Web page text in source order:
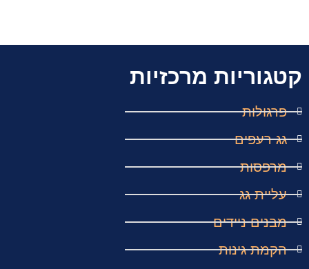
קטגוריות מרכזיות
פרגולות
גג רעפים
מרפסות
עליית גג
מבנים ניידים
הקמת גינות